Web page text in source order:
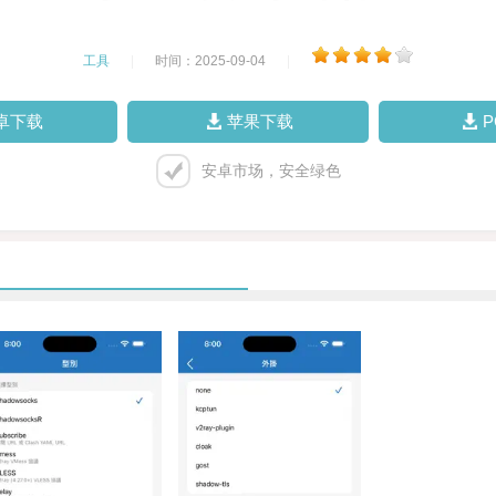
工具 时间：2025-09-04
下载 苹果下载
安卓市场，安全绿色